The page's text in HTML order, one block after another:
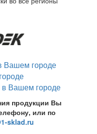
продукции Вы
или по
sklad.ru